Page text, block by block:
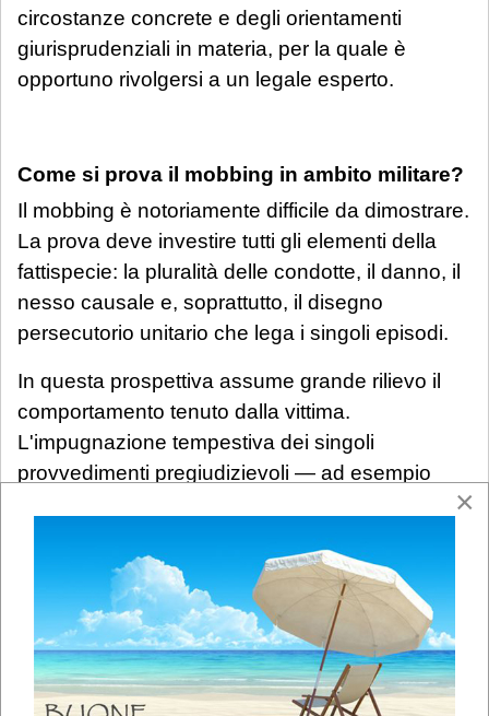
circostanze concrete e degli orientamenti
giurisprudenziali in materia, per la quale è
opportuno rivolgersi a un legale esperto.
Come si prova il mobbing in ambito militare?
Il mobbing è notoriamente difficile da dimostrare.
La prova deve investire tutti gli elementi della
fattispecie: la pluralità delle condotte, il danno, il
nesso causale e, soprattutto, il disegno
persecutorio unitario che lega i singoli episodi.
In questa prospettiva assume grande rilievo il
comportamento tenuto dalla vittima.
L'impugnazione tempestiva dei singoli
provvedimenti pregiudizievoli — ad esempio
caratteristica — attraverso ricorsi gerarchici o al
TAR è altamente rilevante sul piano probatorio:
l'eventuale annullamento di tali atti può costituire
un importante indizio del più ampio disegno
vessatorio.
×